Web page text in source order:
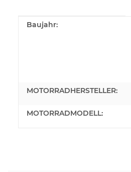
Produkteigenschaft
Wert
Baujahr:
MOTORRADHERSTELLER:
MOTORRADMODELL: